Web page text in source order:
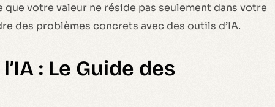
que votre valeur ne réside pas seulement dans votre
des problèmes concrets avec des outils d’IA.
: Le Guide des